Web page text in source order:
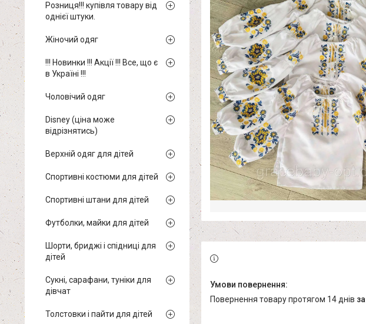
повернення товару протягом 14 днів
Розниця!!! купівля товару від
однієї штуки.
Жіночий одяг
!!! Новинки !!! Акції !!! Все, що є
в Україні !!!
Чоловічий одяг
Disney (ціна може
відрізнятись)
Верхній одяг для дітей
Спортивні костюми для дітей
Спортивні штани для дітей
Футболки, майки для дітей
Шорти, бриджі і спідниці для
дітей
Сукні, сарафани, туніки для
дівчат
Толстовки і пайти для дітей